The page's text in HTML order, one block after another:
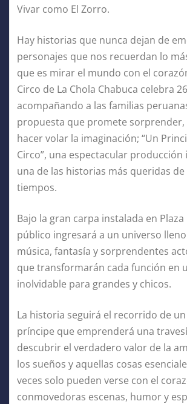
Vivar como El Zorro.
Hay historias que nunca dejan de
personajes que nos recuerdan lo
que es mirar el mundo con el
Circo de La Chola Chabuca celebra
acompañando a las familias
propuesta que promete
hacer volar la imaginación; “Un
Circo”, una espectacular producción
una de las historias más queridas
tiempos.
Bajo la gran carpa instalada en
público ingresará a un universo
música, fantasía y sorprendentes
que transformarán cada función en
inolvidable para grandes y chicos.
La historia seguirá el recorrido de
príncipe que emprenderá una
descubrir el verdadero valor de la
los sueños y aquellas cosas
veces solo pueden verse con el
conmovedoras escenas, humor y